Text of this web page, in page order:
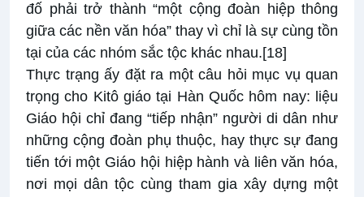
đố phải trở thành “một cộng đoàn hiệp thông
giữa các nền văn hóa” thay vì chỉ là sự cùng tồn
tại của các nhóm sắc tộc khác nhau.[18]
Thực trạng ấy đặt ra một câu hỏi mục vụ quan
trọng cho Kitô giáo tại Hàn Quốc hôm nay: liệu
Giáo hội chỉ đang “tiếp nhận” người di dân như
những cộng đoàn phụ thuộc, hay thực sự đang
tiến tới một Giáo hội hiệp hành và liên văn hóa,
nơi mọi dân tộc cùng tham gia xây dựng một